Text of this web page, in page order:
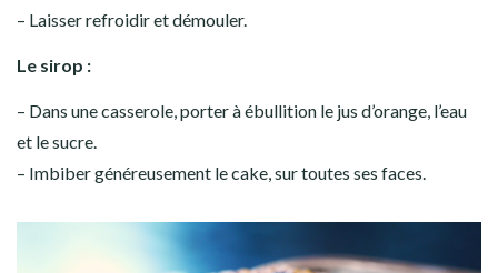
– Laisser refroidir et démouler.
Le sirop :
– Dans une casserole, porter à ébullition le jus d’orange, l’eau
et le sucre.
– Imbiber généreusement le cake, sur toutes ses faces.